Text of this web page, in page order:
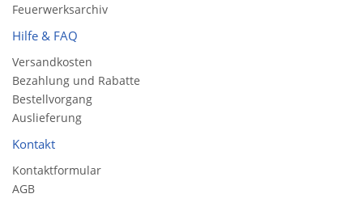
Feuerwerksarchiv
Hilfe & FAQ
Versandkosten
Bezahlung und Rabatte
Bestellvorgang
Auslieferung
Kontakt
Kontaktformular
AGB